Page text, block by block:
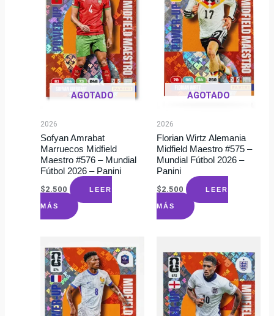
AGOTADO
2026
Sofyan Amrabat
Marruecos Midfield
Maestro #576 – Mundial
Fútbol 2026 – Panini
$2.500 LEER
MÁS
AGOTADO
2026
Florian Wirtz Alemania
Midfield Maestro #575 –
Mundial Fútbol 2026 –
Panini
$2.500 LEER
MÁS